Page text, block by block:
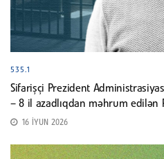
535.1
Sifarişçi Prezident
– 8 il azadlıqdan məhrum edilən
16 İYUN 2026